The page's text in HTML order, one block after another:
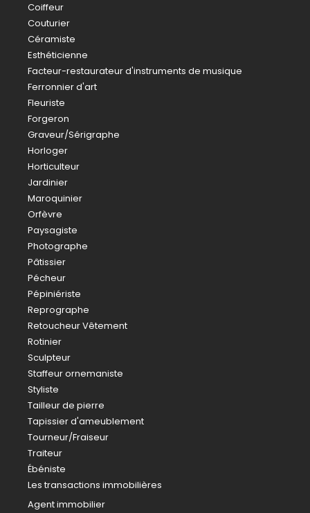
Coiffeur
Couturier
Céramiste
Esthéticienne
Facteur-restaurateur d'instruments de musique
Ferronnier d'art
Fleuriste
Forgeron
Graveur/Sérigraphe
Horloger
Horticulteur
Jardinier
Maroquinier
Orfèvre
Paysagiste
Photographe
Pâtissier
Pécheur
Pépiniériste
Reprographe
Retoucheur Vêtement
Rotinier
Sculpteur
Staffeur ornemaniste
Styliste
Tailleur de pierre
Tapissier d'ameublement
Tourneur/Fraiseur
Traiteur
Ébéniste
Les transactions immobilières
Agent immobilier